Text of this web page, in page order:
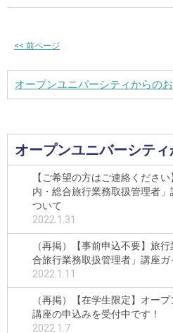
<< 前ページ
オープンユニバーシティからの
オープンユニバーシテ
【ご希望の方はご連絡くださ
内・総合旅行業務取扱管理者
ついて
2022.1.31
（再掲）【事前申込不要】旅
合旅行業務取扱管理者」講座
2022.1.11
（再掲）【在学生限定】オー
講座の申込みを受付中です！
2022.1.7